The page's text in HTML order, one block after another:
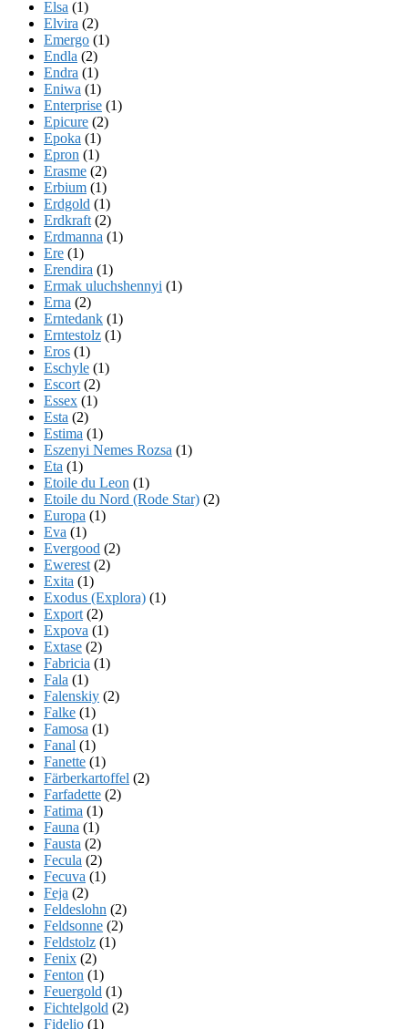
Elsa (1)
Elvira (2)
Emergo (1)
Endla (2)
Endra (1)
Eniwa (1)
Enterprise (1)
Epicure (2)
Epoka (1)
Epron (1)
Erasme (2)
Erbium (1)
Erdgold (1)
Erdkraft (2)
Erdmanna (1)
Ere (1)
Erendira (1)
Ermak uluchshennyi (1)
Erna (2)
Erntedank (1)
Erntestolz (1)
Eros (1)
Eschyle (1)
Escort (2)
Essex (1)
Esta (2)
Estima (1)
Eszenyi Nemes Rozsa (1)
Eta (1)
Etoile du Leon (1)
Etoile du Nord (Rode Star) (2)
Europa (1)
Eva (1)
Evergood (2)
Ewerest (2)
Exita (1)
Exodus (Explora) (1)
Export (2)
Expova (1)
Extase (2)
Fabricia (1)
Fala (1)
Falenskiy (2)
Falke (1)
Famosa (1)
Fanal (1)
Fanette (1)
Färberkartoffel (2)
Farfadette (2)
Fatima (1)
Fauna (1)
Fausta (2)
Fecula (2)
Fecuva (1)
Feja (2)
Feldeslohn (2)
Feldsonne (2)
Feldstolz (1)
Fenix (2)
Fenton (1)
Feuergold (1)
Fichtelgold (2)
Fidelio (1)